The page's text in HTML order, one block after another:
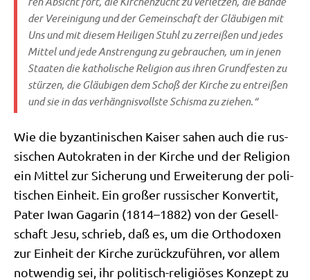
der Ver­ei­ni­gung und der Gemein­schaft der Gläu­bi­gen mit
Uns und mit die­sem Hei­li­gen Stuhl zu zer­rei­ßen und jedes
Mit­tel und jede Anstren­gung zu gebrau­chen, um in jenen
Staa­ten die katho­li­sche Reli­gi­on aus ihren Grund­fe­sten zu
stür­zen, die Gläu­bi­gen dem Schoß der Kir­che zu ent­rei­ßen
und sie in das ver­häng­nis­voll­ste Schis­ma zu ziehen.“
Wie die byzan­ti­ni­schen Kai­ser sahen auch die rus­
si­schen Auto­kra­ten in der Kir­che und der Reli­gi­on
ein Mit­tel zur Siche­rung und Erwei­te­rung der poli­
ti­schen Ein­heit. Ein gro­ßer rus­si­scher Kon­ver­tit,
Pater Iwan Gaga­rin (1814–1882) von der Gesell­
schaft Jesu, schrieb, daß es, um die Ortho­do­xen
zur Ein­heit der Kir­che zurück­zu­füh­ren, vor allem
not­wen­dig sei, ihr poli­tisch-reli­giö­ses Kon­zept zu